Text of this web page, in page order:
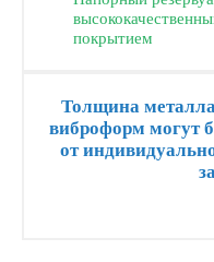
покрытием
Толщина
виброформ могут
от